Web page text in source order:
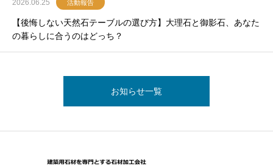
2026.06.25 活動報告
【後悔しない天然石テーブルの選び方】大理石と御影石、あなた
の暮らしに合うのはどっち？
お知らせ一覧